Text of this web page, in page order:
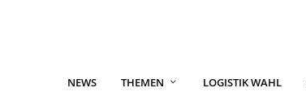
NEWS THEMEN LOGISTIK WAHL